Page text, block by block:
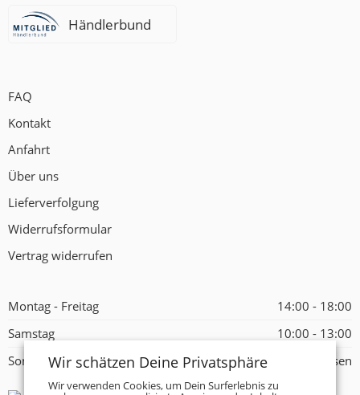
Händlerbund
FAQ
Kontakt
Anfahrt
Über uns
Lieferverfolgung
Widerrufsformular
Vertrag widerrufen
Montag - Freitag
14:00 - 18:00
Samstag
10:00 - 13:00
Sonntag
Geschlossen
Wir schätzen Deine Privatsphäre
Wir verwenden Cookies, um Dein Surferlebnis zu